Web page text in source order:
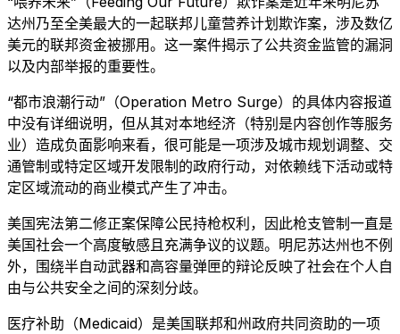
达州乃至全美最大的一起联邦儿童营养计划欺诈案，涉及数亿
美元的联邦资金被挪用。这一案件揭示了公共资金监管的漏洞
以及内部举报的重要性。
“都市浪潮行动”（Operation Metro Surge）的具体内容报道
中没有详细说明，但从其对本地经济（特别是内容创作等服务
业）造成负面影响来看，很可能是一项涉及城市规划调整、交
通管制或特定区域开发限制的政府行动，对依赖线下活动或特
定区域流动的商业模式产生了冲击。
美国宪法第二修正案保障公民持枪权利，因此枪支管制一直是
美国社会一个高度敏感且充满争议的议题。明尼苏达州也不例
外，围绕半自动武器和高容量弹匣的辩论反映了社会在个人自
由与公共安全之间的深刻分歧。
医疗补助（Medicaid）是美国联邦和州政府共同资助的一项